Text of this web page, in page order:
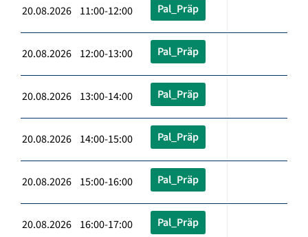
20.08.2026 11:00-12:00 Pal_Präp
20.08.2026 12:00-13:00 Pal_Präp
20.08.2026 13:00-14:00 Pal_Präp
20.08.2026 14:00-15:00 Pal_Präp
20.08.2026 15:00-16:00 Pal_Präp
20.08.2026 16:00-17:00 Pal_Präp